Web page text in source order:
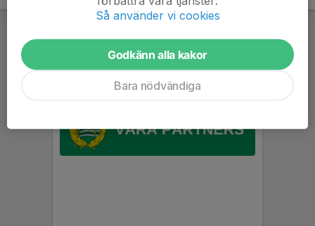
Så använder vi cookies
Godkänn alla kakor
Bara nödvändiga